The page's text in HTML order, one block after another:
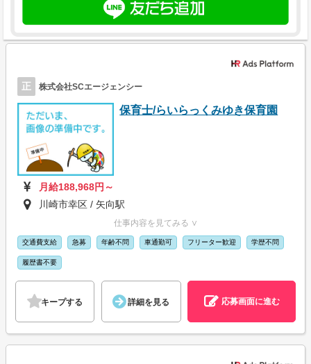
正 株式会社SCエージェンシー
保育士/らいらっくみゆき保育園
月給188,968円～
川崎市幸区 / 矢向駅
仕事内容を見てみる ∨
交通費支給 急募 年齢不問 車通勤可 フリーター歓迎 学歴不問
履歴書不要
キープする 詳細を見る 応募画面に進む